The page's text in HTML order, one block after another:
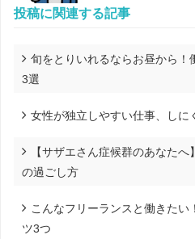
投稿に関連する記事
旬をとりいれるならお昼から！
3選
女性が独立しやすい仕事、しに
【サザエさん症候群のあなた
の過ごし方
こんなフリーランスと働きた
ツ3つ